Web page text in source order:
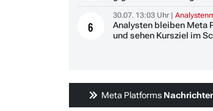
6
30.07. 13:03 Uhr |
Analysten bleiben Meta
und sehen Kursziel im
Meta Platforms